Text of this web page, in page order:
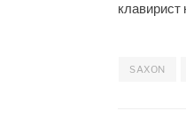
SAXON